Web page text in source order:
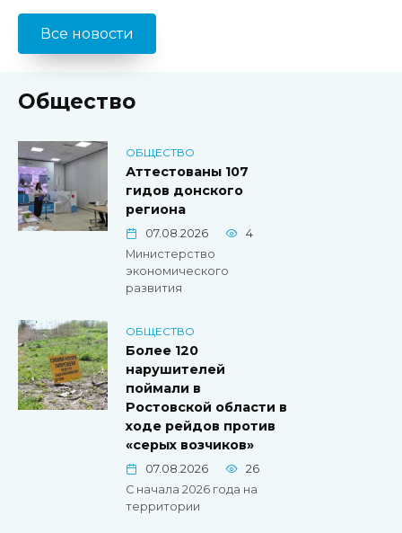
Все новости
Общество
ОБЩЕСТВО
Аттестованы 107
гидов донского
региона
07.08.2026
4
Министерство
экономического
развития
ОБЩЕСТВО
Более 120
нарушителей
поймали в
Ростовской области в
ходе рейдов против
«серых возчиков»
07.08.2026
26
С начала 2026 года на
территории